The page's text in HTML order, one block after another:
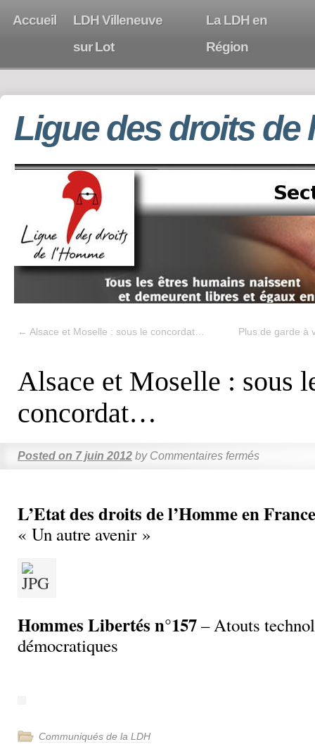
Accueil
LDH Villeneuve
sur Lot
La LDH en
Région
Ligue des droits de
← Alsace et Moselle : sous le concordat… Plus de garde à
Alsace et Moselle : sous
concordat…
Posted on 7 juin 2012 by Commentaires fermés
L’Etat des droits de l’Homme en
« Un autre avenir »
Hommes Libertés n°157– Atouts
démocratiques
Communiqués de la LDH